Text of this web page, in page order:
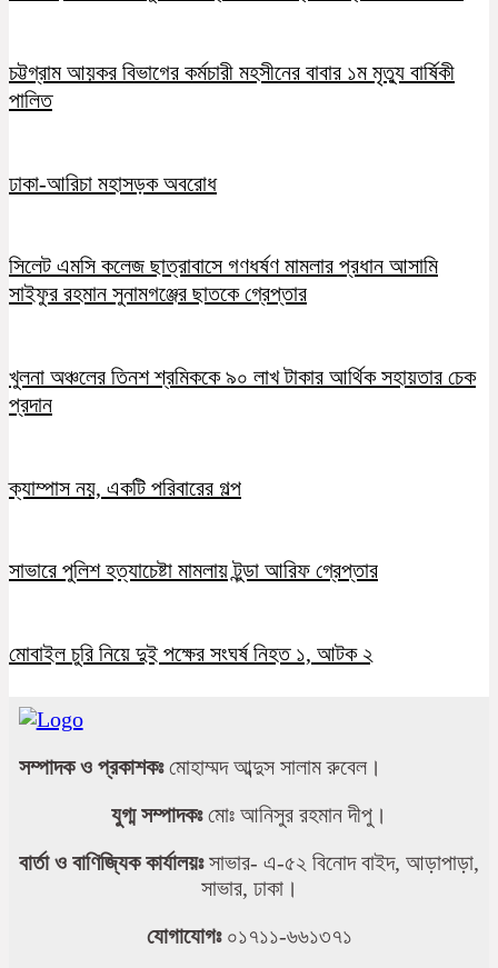
চট্টগ্রাম আয়কর বিভাগের কর্মচারী মহসীনের বাবার ১ম মৃত্যু বার্ষিকী
পালিত
ঢাকা-আরিচা মহাসড়ক অবরোধ
সিলেট এমসি কলেজ ছাত্রাবাসে গণধর্ষণ মামলার প্রধান আসামি
সাইফুর রহমান সুনামগঞ্জের ছাতকে গ্রেপ্তার
খুলনা অঞ্চলের তিনশ শ্রমিককে ৯০ লাখ টাকার আর্থিক সহায়তার চেক
প্রদান
ক্যাম্পাস নয়, একটি পরিবারের গল্প
সাভারে পুলিশ হত্যাচেষ্টা মামলায় টুন্ডা আরিফ গ্রেপ্তার
মোবাইল চুরি নিয়ে দুই পক্ষের সংঘর্ষ নিহত ১, আটক ২
সম্পাদক ও প্রকাশকঃমোহাম্মদ আব্দুস সালাম রুবেল।
যুগ্ম সম্পাদকঃমোঃ আনিসুর রহমান দীপু।
বার্তা ও বাণিজ্যিক কার্যালয়ঃসাভার- এ-৫২ বিনোদ বাইদ, আড়াপাড়া,
সাভার, ঢাকা।
যোগাযোগঃ০১৭১১-৬৬১৩৭১